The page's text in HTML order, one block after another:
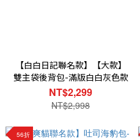
【白白日記聯名款】【大款】
雙主袋後背包-滿版白白灰色款
NT$2,299
NT$2,998
56折